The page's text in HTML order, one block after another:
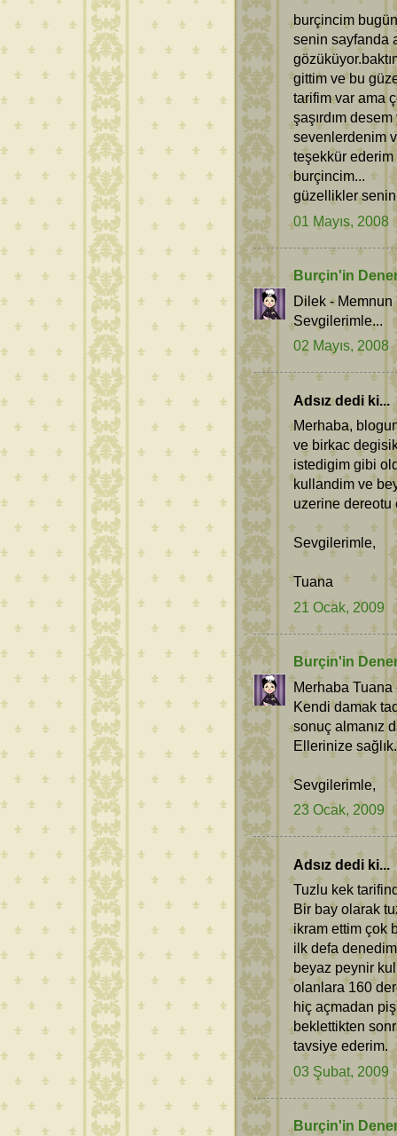
burçincim
senin sayfanda
gittim ve bu
tarifim var ama
şaşırdım
sevenlerdenim
teşekkür
burçincim...
güzellikler
01 Mayıs, 2008
Burçin'in
Dilek - Memnun
Sevgilerimle...
02 Mayıs, 2008
Adsız dedi ki...
Merhaba,
ve birkac
istedigim gibi
kullandim ve
uzerine dereotu
Sevgilerimle,
Tuana
21 Ocak, 2009
Burçin'in
Merhaba Tuana
Kendi damak
sonuç almanız
Ellerinize sağlık.
Sevgilerimle,
23 Ocak, 2009
Adsız dedi ki...
Tuzlu kek
Bir bay olarak
ikram ettim çok
ilk defa
beyaz peynir
olanlara 160
hiç açmadan
beklettikten
tavsiye ederim.
03 Şubat, 2009
Burçin'in